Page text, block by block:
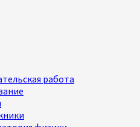
работа